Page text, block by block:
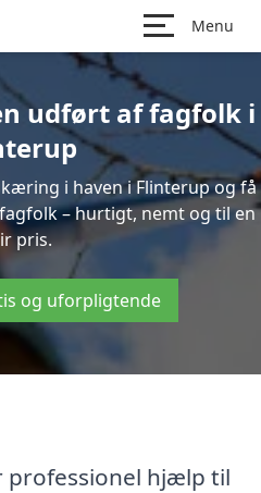
Menu
udført af fagfolk i
i haven i Flinterup og få
– hurtigt, nemt og til en
pris.
og uforpligtende
professionel hjælp til